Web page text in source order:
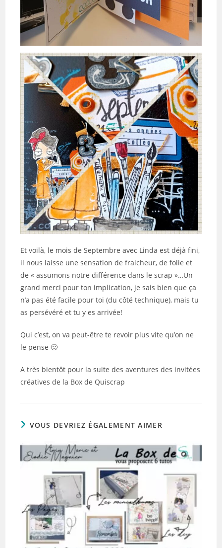
Et voilà, le mois de Septembre avec Linda est déjà fini,
il nous laisse une sensation de fraicheur, de folie et
de « assumons notre différence dans le scrap »…Un
grand merci pour ton implication, je sais bien que ça
n’a pas été facile pour toi (du côté technique), mais tu
as persévéré et tu y es arrivée!
Qui c’est, on va peut-être te revoir plus vite qu’on ne
le pense 🙂
A très bientôt pour la suite des aventures des invitées
créatives de la Box de Quiscrap
VOUS DEVRIEZ ÉGALEMENT AIMER